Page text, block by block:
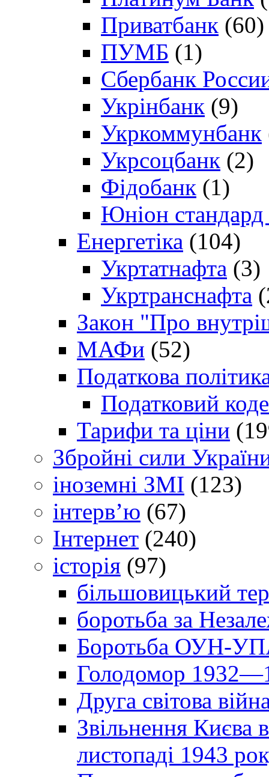
Приватбанк (60)
ПУМБ (1)
Сбербанк
Укрінбанк (9)
Укркоммунбанк
Укрсоцбанк (2)
Фідобанк (1)
Юніон стандард
Енергетіка (104)
Укртатнафта (3)
Укртранснафта
Закон "Про
МАФи (52)
Податкова
Податковий
Тарифи та ціни
Збройні сили
іноземні ЗМІ (123)
інтерв’ю (67)
Інтернет (240)
історія (97)
більшовицький
боротьба за
Боротьба ОУН-УПА
Голодомор
Друга світова
Звільнення Києва
листопаді 1943